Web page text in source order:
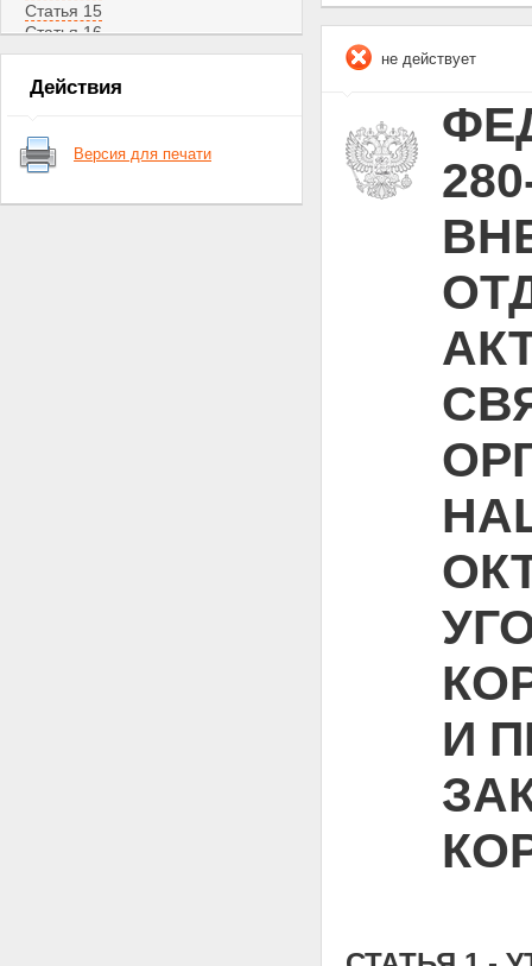
Статья 15
Статья 16
Статья 17
Статья 18. - Утратила силу.
Статья 19
Действия
Версия для печати
не действует
И